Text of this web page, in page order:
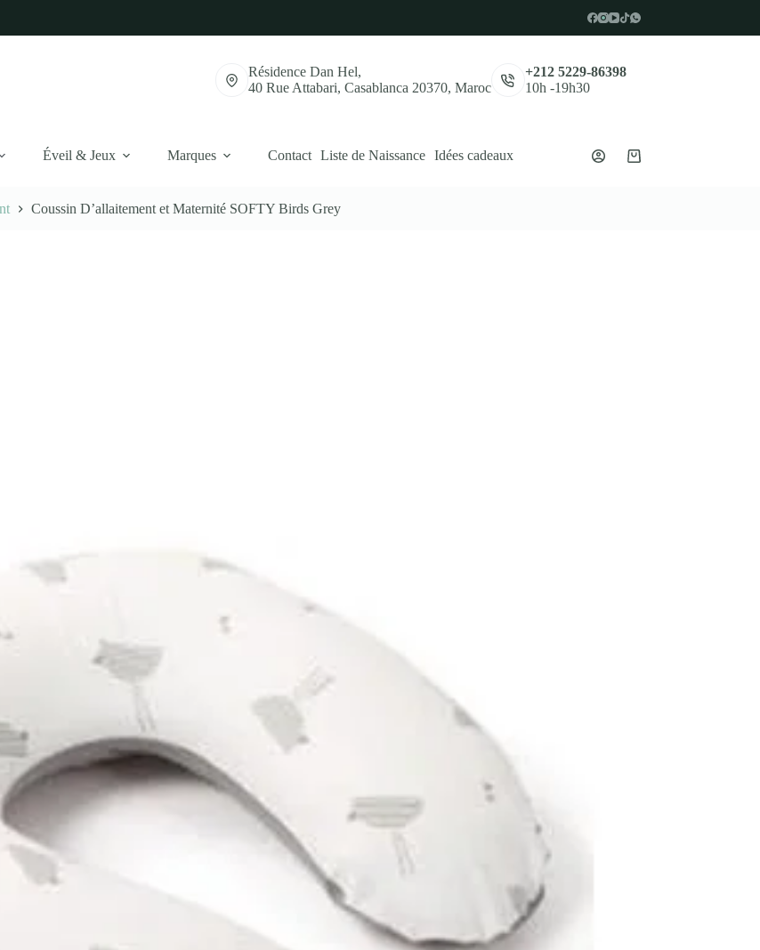
Résidence Dan Hel,
40 Rue Attabari, Casablanca 20370, Maroc
+212 5229-86398
10h -19h30
Éveil & Jeux Marques Contact Liste de Naissance Idées cadeaux
Panier
Coussin D’allaitement et Maternité SOFTY Birds Grey